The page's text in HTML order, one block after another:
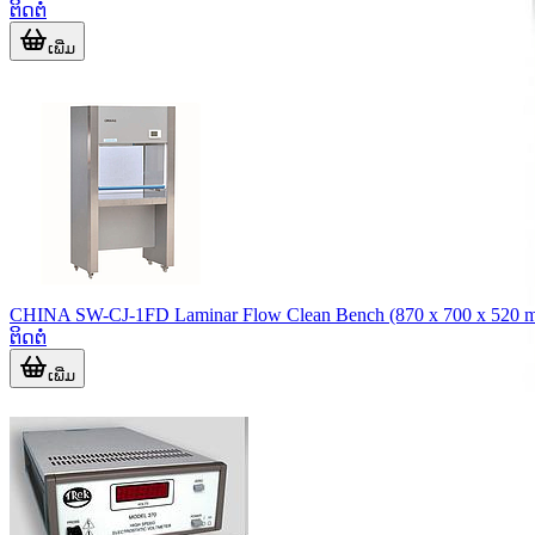
ຕິດຕໍ່
ເພີ່ມ
CHINA SW-CJ-1FD Laminar Flow Clean Bench (870 x 700 x 520
ຕິດຕໍ່
ເພີ່ມ